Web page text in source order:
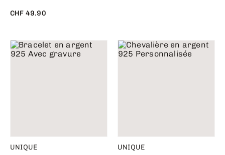
CHF 49.90
UNIQUE
UNIQUE